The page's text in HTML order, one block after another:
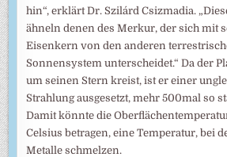
hin“, erklärt Dr. Szilárd Csizmadia.
ähneln denen des Merkur, der sich mit
Eisenkern von den anderen
Sonnensystem unterscheidet.“ Da der
um seinen Stern kreist, ist er einer
Strahlung ausgesetzt, mehr 500mal so
Damit könnte die
Celsius betragen, eine Temperatur, bei
Metalle schmelzen.